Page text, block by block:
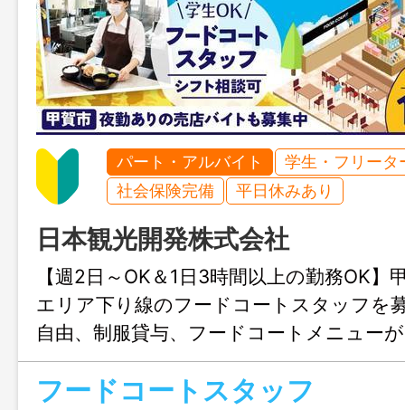
パート・アルバイト
学生・フリータ
社会保険完備
平日休みあり
日本観光開発株式会社
【週2日～OK＆1日3時間以上の勤務OK】
エリア下り線のフードコートスタッフを
自由、制服貸与、フードコートメニュー
れる従業員割引ありと、福利厚生が充実
い環境です♪夜勤ありの売店スタッフも同
フードコートスタッフ